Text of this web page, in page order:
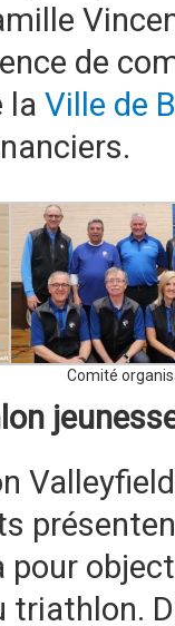
de
la Ville de
Comité
pour